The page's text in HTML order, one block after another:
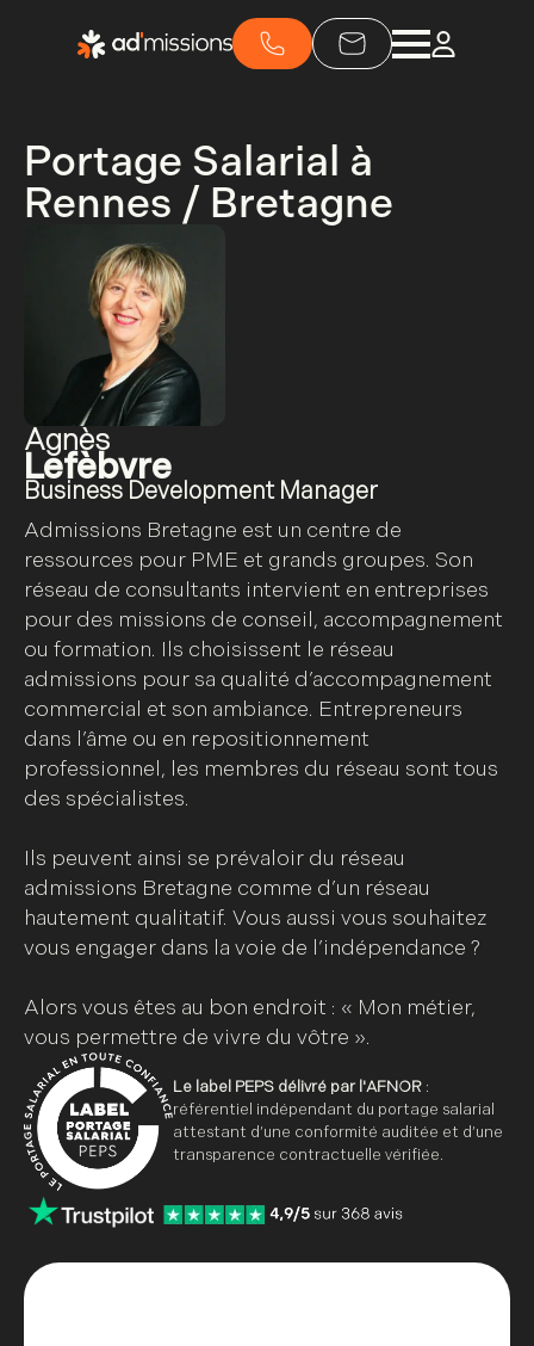
Portage Salarial à
Rennes / Bretagne
Agnès
Lefèbvre
Business Development Manager
Admissions Bretagne est un centre de
ressources pour PME et grands groupes. Son
réseau de consultants intervient en entreprises
pour des missions de conseil, accompagnement
ou formation. Ils choisissent le réseau
admissions pour sa qualité d’accompagnement
commercial et son ambiance. Entrepreneurs
dans l’âme ou en repositionnement
professionnel, les membres du réseau sont tous
des spécialistes.
Ils peuvent ainsi se prévaloir du réseau
admissions Bretagne comme d’un réseau
hautement qualitatif. Vous aussi vous souhaitez
vous engager dans la voie de l’indépendance ?
Alors vous êtes au bon endroit : « Mon métier,
vous permettre de vivre du vôtre ».
Le label PEPS délivré par l'AFNOR :
référentiel indépendant du portage salarial
attestant d’une conformité auditée et d’une
transparence contractuelle vérifiée.